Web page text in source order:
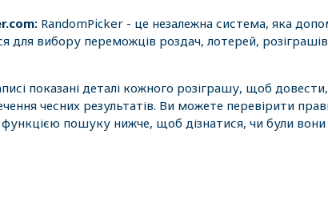
RandomPicker - це незалежна система, яка
для вибору переможців роздач, лотерей,
показані деталі кожного розіграшу, щоб
чесних результатів. Ви можете перевірити
пошуку нижче, щоб дізнатися, чи були вони